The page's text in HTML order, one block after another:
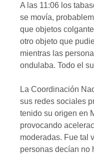
A las 11:06 los
se movía,
que objetos
otro objeto que
mientras las
ondulaba. Todo el
La Coordinación
sus redes sociales
tenido su origen en
provocando
moderadas. Fue tal
personas decían no